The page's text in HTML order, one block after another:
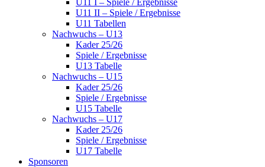
U11 I – Spiele / Ergebnisse
U11 II – Spiele / Ergebnisse
U11 Tabellen
Nachwuchs – U13
Kader 25/26
Spiele / Ergebnisse
U13 Tabelle
Nachwuchs – U15
Kader 25/26
Spiele / Ergebnisse
U15 Tabelle
Nachwuchs – U17
Kader 25/26
Spiele / Ergebnisse
U17 Tabelle
Sponsoren